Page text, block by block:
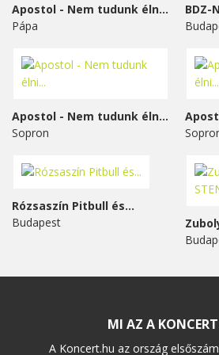
Apostol - Nem tudunk élni...
Pápa
Apostol - Nem tudunk élni...
Sopron
Rózsaszín Pitbull és...
Budapest
MI AZ A
A Koncert.hu az ország